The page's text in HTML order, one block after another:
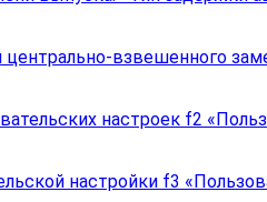
взвешенного
настроек f2
настройки f3